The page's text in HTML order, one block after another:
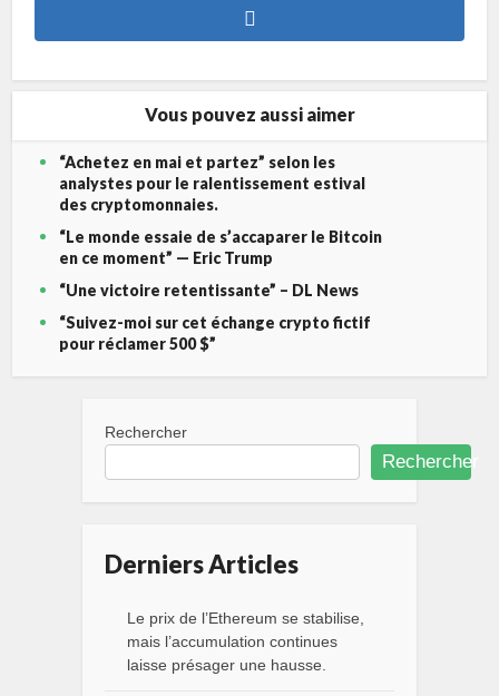
Vous pouvez aussi aimer
“Achetez en mai et partez” selon les
analystes pour le ralentissement estival
des cryptomonnaies.
“Le monde essaie de s’accaparer le Bitcoin
en ce moment” — Eric Trump
“Une victoire retentissante” – DL News
“Suivez-moi sur cet échange crypto fictif
pour réclamer 500 $”
Rechercher
Rechercher
Derniers Articles
Le prix de l’Ethereum se stabilise,
mais l’accumulation continues
laisse présager une hausse.